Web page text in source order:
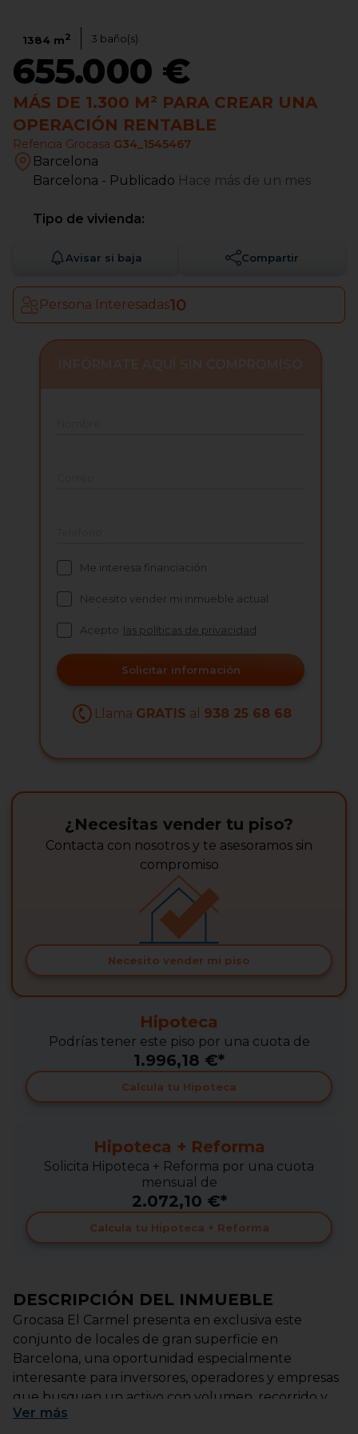
1384 m2 3 baño(s)
655.000 €
MÁS DE 1.300 M² PARA CREAR UNA
OPERACIÓN RENTABLE
Refencia Grocasa G34_1545467
Barcelona
Barcelona - Publicado Hace más de un mes
Tipo de vivienda:
Avisar si baja Compartir
Persona Interesadas10
Me interesa financiación
Necesito vender mi inmueble actual
Acepto las políticas de privacidad
Solicitar información
Llama GRATIS al 938 25 68 68
¿Necesitas vender tu piso?
Contacta con nosotros y te asesoramos sin
compromiso
Necesito vender mi piso
Hipoteca
Podrías tener este piso por una cuota de
1.996,18 €*
Calcula tu Hipoteca
Hipoteca + Reforma
Solicita Hipoteca + Reforma por una cuota
mensual de
2.072,10 €*
Calcula tu Hipoteca + Reforma
DESCRIPCIÓN DEL INMUEBLE
Grocasa El Carmel presenta en exclusiva este
conjunto de locales de gran superficie en
Barcelona, una oportunidad especialmente
interesante para inversores, operadores y empresas
que busquen un activo con volumen, recorrido y
capacidad de explotación.
Ver más